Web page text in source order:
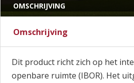
OMSCHRIJVING
Omschrijving
Dit product richt zich op het
openbare ruimte (IBOR). Het